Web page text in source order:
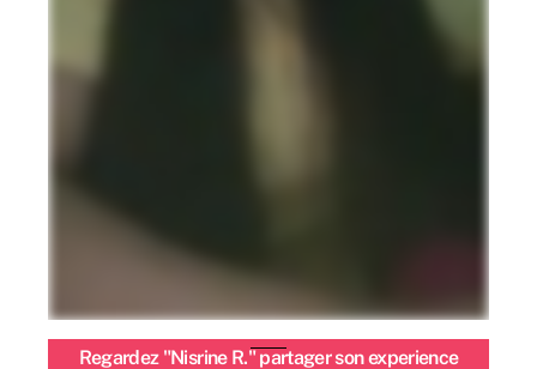
Regardez "Nisrine R." partager son experience